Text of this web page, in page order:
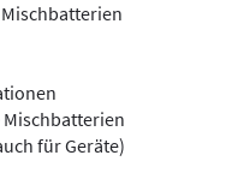
für Geräte)